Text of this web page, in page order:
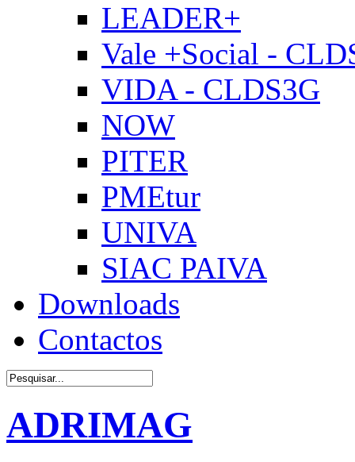
LEADER+
Vale +Social -
VIDA - CLDS3G
NOW
PITER
PMEtur
UNIVA
SIAC PAIVA
Downloads
Contactos
ADRIMAG